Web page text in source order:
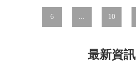
6 ... 10
最新資訊